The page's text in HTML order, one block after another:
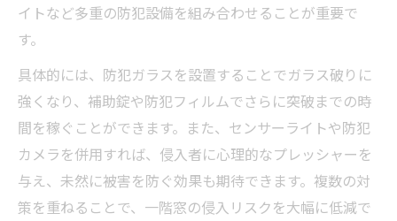
イトなど多重の防犯設備を組み合わせることが重要で
す。
具体的には、防犯ガラスを設置することでガラス破りに
強くなり、補助錠や防犯フィルムでさらに突破までの時
間を稼ぐことができます。また、センサーライトや防犯
カメラを併用すれば、侵入者に心理的なプレッシャーを
与え、未然に被害を防ぐ効果も期待できます。複数の対
策を重ねることで、一階窓の侵入リスクを大幅に低減で